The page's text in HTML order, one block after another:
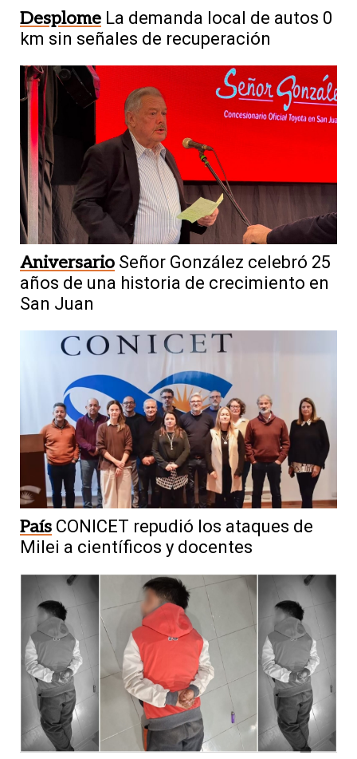
Desplome La demanda local de autos 0
km sin señales de recuperación
Aniversario Señor González celebró 25
años de una historia de crecimiento en
San Juan
País CONICET repudió los ataques de
Milei a científicos y docentes